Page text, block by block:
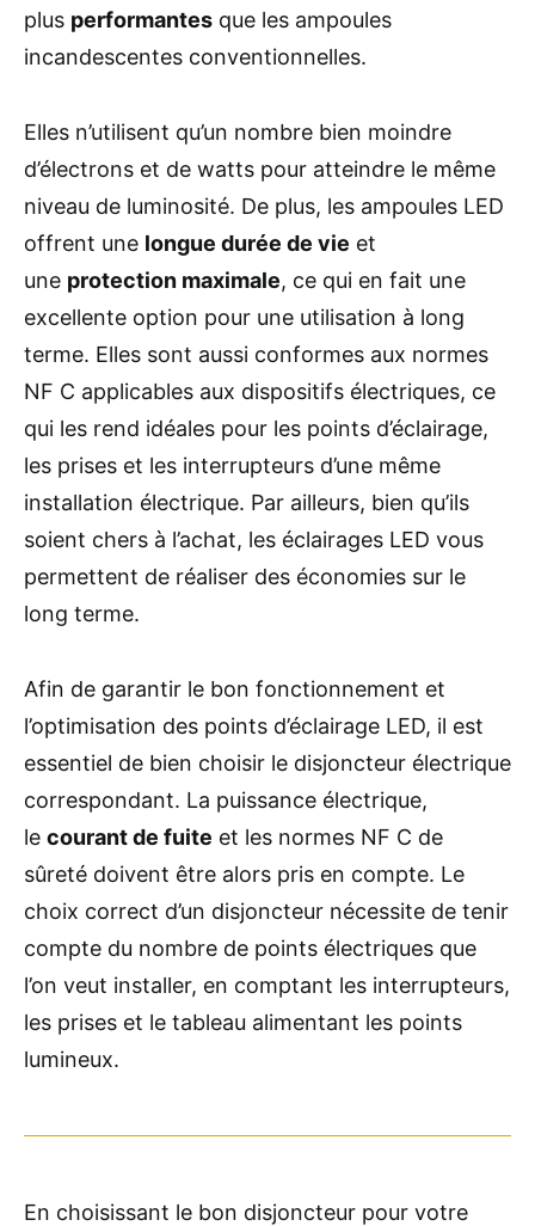
plus performantes que les ampoules
incandescentes conventionnelles.
Elles n’utilisent qu’un nombre bien moindre
d’électrons et de watts pour atteindre le même
niveau de luminosité. De plus, les ampoules LED
offrent une longue durée de vie et
une protection maximale, ce qui en fait une
excellente option pour une utilisation à long
terme. Elles sont aussi conformes aux normes
NF C applicables aux dispositifs électriques, ce
qui les rend idéales pour les points d’éclairage,
les prises et les interrupteurs d’une même
installation électrique. Par ailleurs, bien qu’ils
soient chers à l’achat, les éclairages LED vous
permettent de réaliser des économies sur le
long terme.
Afin de garantir le bon fonctionnement et
l’optimisation des points d’éclairage LED, il est
essentiel de bien choisir le disjoncteur électrique
correspondant. La puissance électrique,
le courant de fuite et les normes NF C de
sûreté doivent être alors pris en compte. Le
choix correct d’un disjoncteur nécessite de tenir
compte du nombre de points électriques que
l’on veut installer, en comptant les interrupteurs,
les prises et le tableau alimentant les points
lumineux.
En choisissant le bon disjoncteur pour votre